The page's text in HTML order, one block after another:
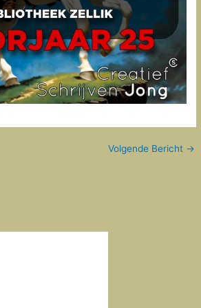
Volgende Bericht →